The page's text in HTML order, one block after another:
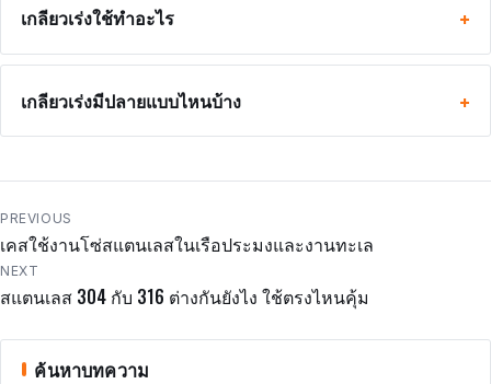
เกลียวเร่งใช้ทำอะไร
เกลียวเร่งมีปลายแบบไหนบ้าง
แนะแนว
เรื่อง
PREVIOUS
เคสใช้งานโซ่สแตนเลสในเรือประมงและงานทะเล
NEXT
สแตนเลส 304 กับ 316 ต่างกันยังไง ใช้ตรงไหนคุ้ม
ค้นหาบทความ